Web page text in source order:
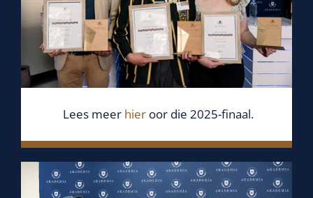
Lees meer hier oor die 2025-finaal.